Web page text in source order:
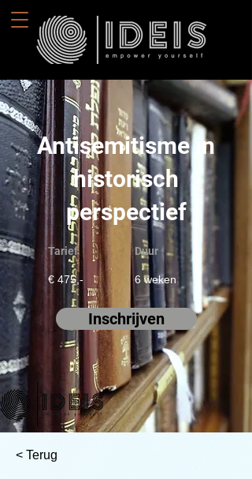
Antisemitisme in
historisch
perspectief
Tarief
€ 475,-
Duur
6 weken
Inschrijven
< Terug